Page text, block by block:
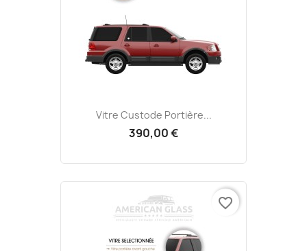
Vitre Custode Portière...
390,00 €
favorite_border